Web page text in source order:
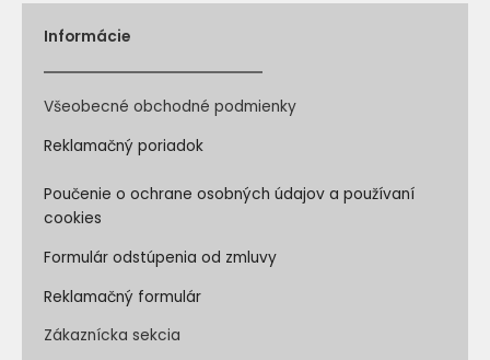
Informácie
Všeobecné obchodné podmienky
Reklamačný poriadok
Poučenie o ochrane osobných údajov a používaní
cookies
Formulár odstúpenia od zmluvy
Reklamačný formulár
Zákaznícka sekcia